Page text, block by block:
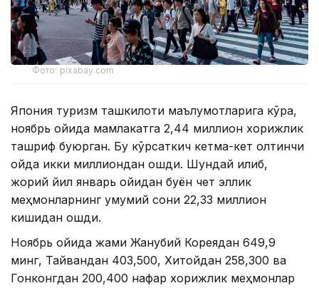
Фото: pixabay.com
Япония туризм ташкилоти маълумотларига кўра,
ноябрь ойида мамлакатга 2,44 миллион хорижлик
ташриф буюрган. Бу кўрсаткич кетма-кет олтинчи
ойда икки миллиондан ошди. Шундай қилиб,
жорий йил январь ойидан буён чет эллик
меҳмонларнинг умумий сони 22,33 миллион
кишидан ошди.
Ноябрь ойида жами Жанубий Кореядан 649,9
минг, Тайвандан 403,500, Хитойдан 258,300 ва
Гонконгдан 200,400 нафар хорижлик меҳмонлар